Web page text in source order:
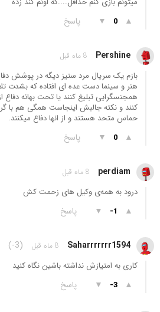
▲
0
▼ پاسخ
Pershine 8 ماه قبل
بازم یک سریال مرد ستیز دیگه در پوشش
هنر و سینما دست عده ای افتاده که بشدت
همجنسگرایی تبلیغ کنند یا تحت بهانه
کنند و نکته جالبش اینجاست همگی هم با
حماس متحد هستند و از انها دفاع میکنند.
▲
0
▼ پاسخ
perdiam 8 ماه قبل
درود به همه‌ی وکیل های زحمت کش
▲
-1
▼ پاسخ
Saharrrrrrr1594 8 ماه قبل (-3)
کاری به امتیازش نداشته باشین نگاه کنید
▲
-3
▼ پاسخ